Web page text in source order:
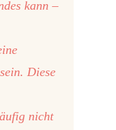
kann –
Diese
nicht